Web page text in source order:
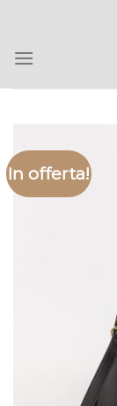
contenuti
In offerta!